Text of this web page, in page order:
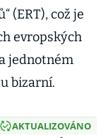
(ERT), což je
evropských
jednotném
bizarní.
AKTUALIZOVÁNO